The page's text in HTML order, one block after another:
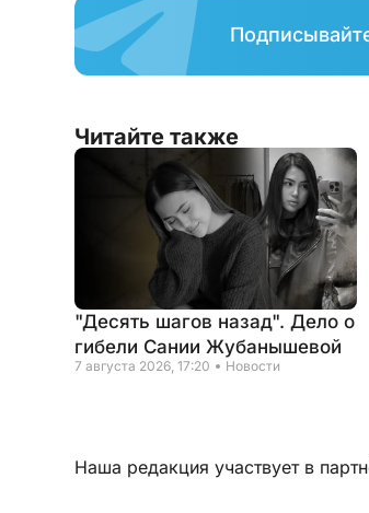
Читайте также
"Десять шагов назад". Дело о
гибели Сании Жубанышевой
7 августа 2026, 17:20 Новости
Наша редакция участвует в